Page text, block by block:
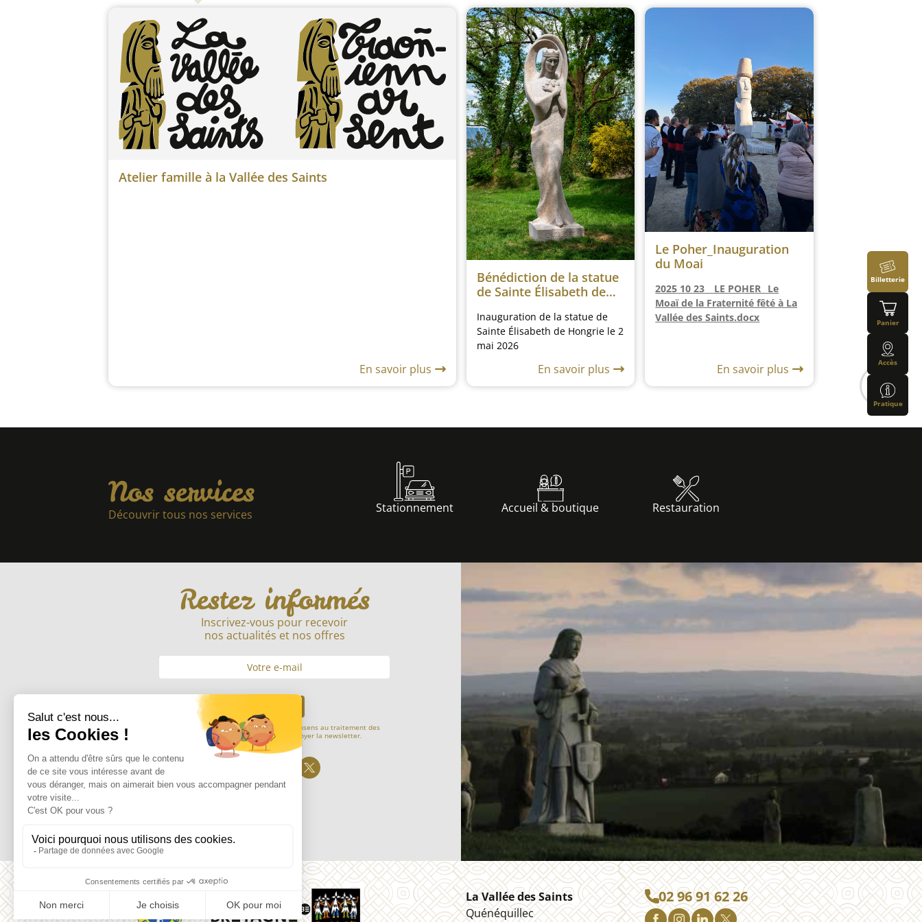
Atelier famille à la Vallée des Saints
En savoir plus
Bénédiction de la statue
de Sainte Élisabeth de
Inauguration de la statue de
Sainte Élisabeth de Hongrie le 2
mai 2026
En savoir plus
Le Poher_Inauguration
du Moai
2025 10 23 _ LE POHER _Le
Moaï de la Fraternité fêté à La
Vallée des Saints.docx
En savoir plus
Billetterie
Panier
Accès
Pratique
Nos services
Découvrir tous nos services Stationnement Accueil & boutique Restauration
Restez informés
Inscrivez-vous pour recevoir
nos actualités et nos offres
En soumettant mon adresse mail, je consens au traitement des
informations saisies afin de m’envoyer la newsletter.
La Vallée des Saints
Quénéquillec
02 96 91 62 26